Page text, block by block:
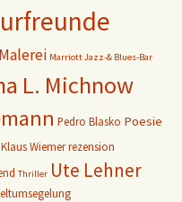
Malerei Marriott Jazz-& Blues-Bar
L. Michnow
Pedro Blasko Poesie
Wiemerrezension
Thriller Ute Lehner